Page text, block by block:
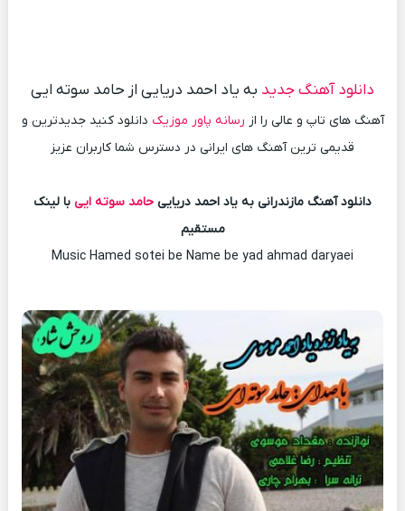
دانلود آهنگ جدید به یاد احمد دریایی از حامد سوته ایی
آهنگ های تاپ و عالی را از رسانه پاور موزیک دانلود کنید جدیدترین و
قدیمی ترین آهنگ های ایرانی در دسترس شما کاربران عزیز
دانلود آهنگ مازندرانی به یاد احمد دریایی حامد سوته ایی با لینک
مستقیم
Music Hamed sotei be Name be yad ahmad daryaei